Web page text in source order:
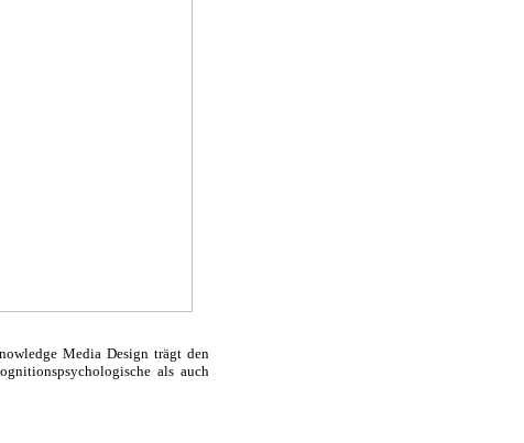
Media Design trägt den
als auch